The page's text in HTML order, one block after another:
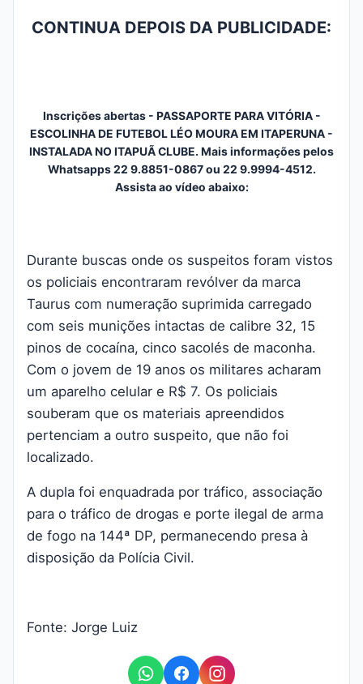
CONTINUA DEPOIS DA PUBLICIDADE:
Inscrições abertas - PASSAPORTE PARA VITÓRIA -
ESCOLINHA DE FUTEBOL LÉO MOURA EM ITAPERUNA -
INSTALADA NO ITAPUÃ CLUBE. Mais informações pelos
Whatsapps 22 9.8851-0867 ou 22 9.9994-4512.
Assista ao vídeo abaixo:
Durante buscas onde os suspeitos foram vistos
os policiais encontraram revólver da marca
Taurus com numeração suprimida carregado
com seis munições intactas de calibre 32, 15
pinos de cocaína, cinco sacolés de maconha.
Com o jovem de 19 anos os militares acharam
um aparelho celular e R$ 7. Os policiais
souberam que os materiais apreendidos
pertenciam a outro suspeito, que não foi
localizado.
A dupla foi enquadrada por tráfico, associação
para o tráfico de drogas e porte ilegal de arma
de fogo na 144ª DP, permanecendo presa à
disposição da Polícia Civil.
Fonte: Jorge Luiz